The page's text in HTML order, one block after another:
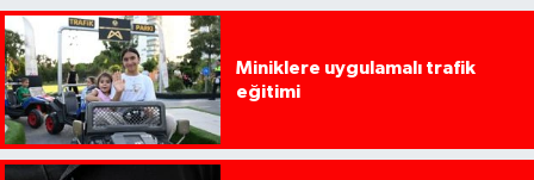
Miniklere uygulamalı trafik
eğitimi